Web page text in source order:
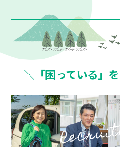
＼「困っている」